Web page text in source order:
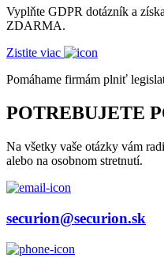
Vyplňte GDPR dotázník a
ZDARMA.
Zistite viac
Pomáhame firmám plniť
POTREBUJETE
Na všetky vaše otázky vám
alebo na osobnom stretnutí.
securion@securion.sk